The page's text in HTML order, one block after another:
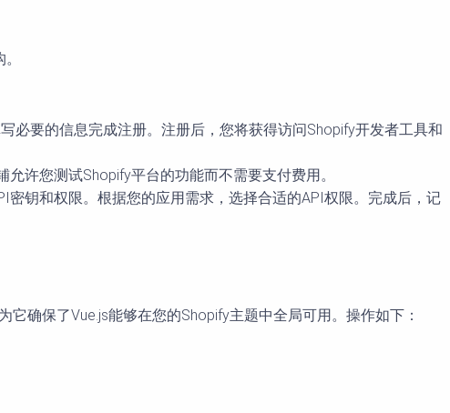
必要的信息完成注册。注册后，您将获得访问Shopify开发者工具和
许您测试Shopify平台的功能而不需要支付费用。
密钥和权限。根据您的应用需求，选择合适的API权限。完成后，记
确保了Vue.js能够在您的Shopify主题中全局可用。操作如下：